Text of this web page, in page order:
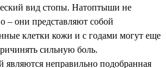
вид стопы. Натоптыши не
– они представляют собой
клетки кожи и с годами могут еще
сильную боль.
неправильно подобранная